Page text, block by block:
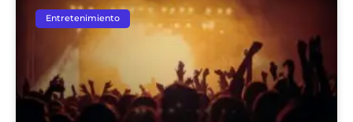
Entretenimiento